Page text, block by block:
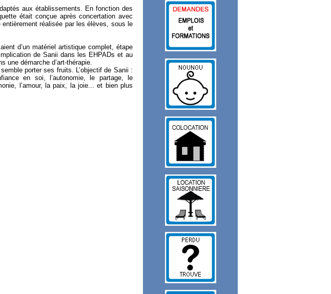
aux établissements. En fonction des
était conçue après concertation avec
réalisée par les élèves, sous le
d’un matériel artistique complet, étape
de Sanii dans les EHPADs et au
une démarche d’art-thérapie.
porter ses fruits. L’objectif de Sanii :
en soi, l’autonomie, le partage, le
l’amour, la paix, la joie... et bien plus